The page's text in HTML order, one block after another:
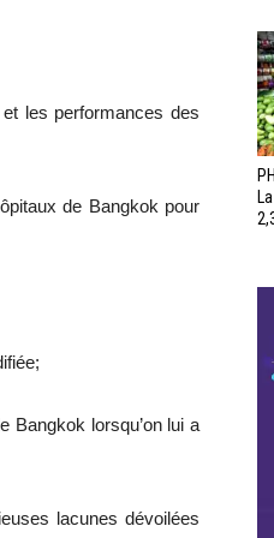
les performances des
de Bangkok pour
Bangkok lorsqu’on lui a
lacunes dévoilées